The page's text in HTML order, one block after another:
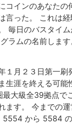
コインのあなた
言った。 これは
毎日のバスタイ
ラムの名前しま
月２３日第一刷
生涯を終える可
大級全39拠点
ます。 今までの
から 5584